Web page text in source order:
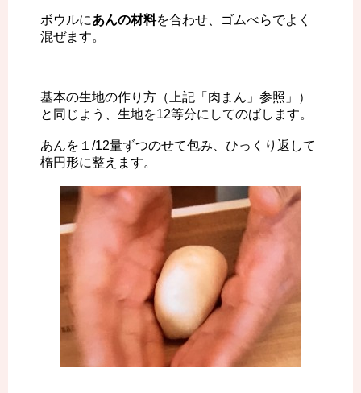
ボウルにあんの材料を合わせ、ゴムべらでよく
混ぜます。
基本の生地の作り方（上記「肉まん」参照」）
と同じよう、生地を12等分にしてのばします。
あんを１/12量ずつのせて包み、ひっくり返して
楕円形に整えます。